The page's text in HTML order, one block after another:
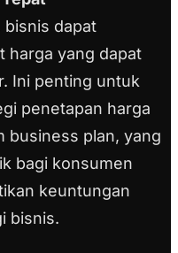
bisnis dapat
harga yang dapat
Ini penting untuk
penetapan harga
business plan, yang
bagi konsumen
keuntungan
bisnis.